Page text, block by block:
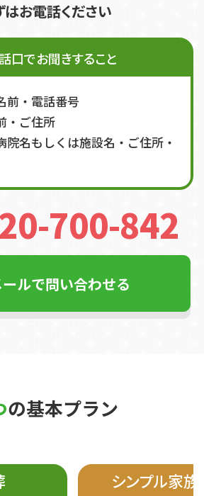
はお電話ください
口でお聞きすること
前・電話番号
・ご住所
名もしくは施設名・ご住所・
700-842
ールで問い合わせる
の基本プラン
シンプル家